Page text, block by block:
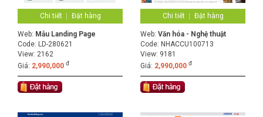
Chi tiết Đặt hàng
Web: Mẫu Landing Page
Code: LD-280621
View: 2162
Giá: 2,990,000 đ
Chi tiết Đặt hàng
Web: Văn hóa - Nghệ thuật
Code: NHACCU100713
View: 9181
Giá: 2,990,000 đ